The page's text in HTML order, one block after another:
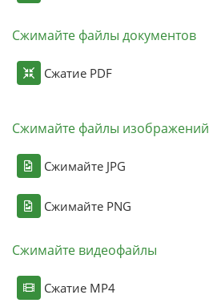
Сжимайте файлы документов
Сжатие PDF
Сжимайте файлы изображений
Сжимайте JPG
Сжимайте PNG
Сжимайте видеофайлы
Сжатие MP4